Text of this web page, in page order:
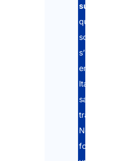
suffisantes
qui
souhaitent
s’installer
en
Italie
sans
travailler.
Nous
fournissons